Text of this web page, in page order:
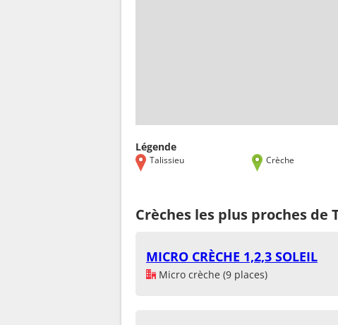
Légende
Talissieu Crèche
Crèches les plus proches de
MICRO CRÈCHE 1,2,3 SOLEIL
Micro crèche (9 places)